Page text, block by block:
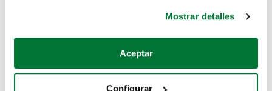
Si lo permite, también quisiéramos:
Recopilar información sobre su ubicación geográfica
Mostrar detalles
Aceptar
Configurar
Coches de segunda mano
Coches de km0